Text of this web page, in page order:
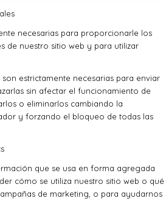
necesarias para proporcionarle los
de nuestro sitio web y para utilizar
estrictamente necesarias para enviar
sin afectar el funcionamiento de
o eliminarlos cambiando la
y forzando el bloqueo de todas las
que se usa en forma agregada
cómo se utiliza nuestro sitio web o qué
de marketing, o para ayudarnos